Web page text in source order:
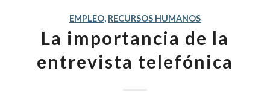
EMPLEO, RECURSOS HUMANOS
La importancia de la
entrevista telefónica